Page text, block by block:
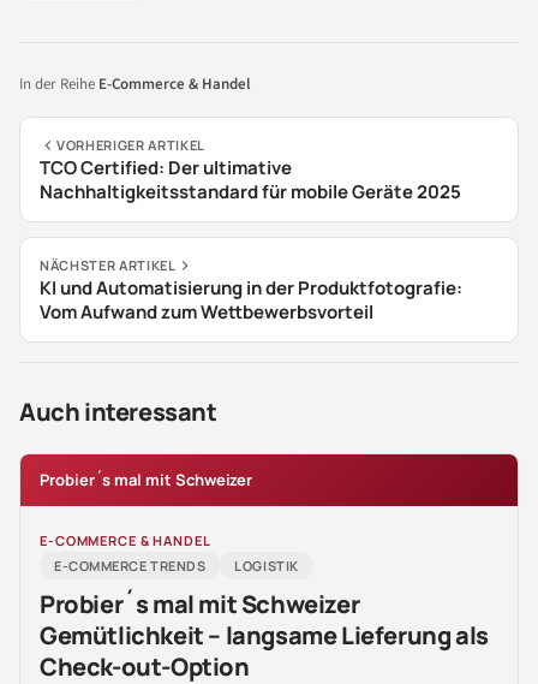
In der Reihe E-Commerce & Handel
VORHERIGER ARTIKEL
TCO Certified: Der ultimative
Nachhaltigkeitsstandard für mobile Geräte 2025
NÄCHSTER ARTIKEL
KI und Automatisierung in der Produktfotografie:
Vom Aufwand zum Wettbewerbsvorteil
Auch interessant
Probier´s mal mit Schweizer
E-COMMERCE & HANDEL
E-COMMERCE TRENDS
LOGISTIK
Probier´s mal mit Schweizer
Gemütlichkeit – langsame Lieferung als
Check-out-Option